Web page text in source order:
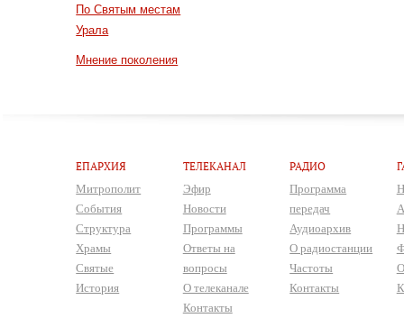
По Святым местам
Урала
Мнение поколения
ЕПАРХИЯ
Митрополит
События
Структура
Храмы
Святые
История
ТЕЛЕКАНАЛ
Эфир
Новости
Программы
Ответы на
вопросы
О телеканале
Контакты
РАДИО
Программа
передач
Аудиоархив
О радиостанции
Частоты
Контакты